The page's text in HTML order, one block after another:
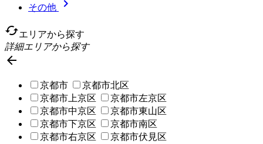
その他

cachedエリアから探す
詳細エリアから探す

京都市
京都市北区
京都市上京区
京都市左京区
京都市中京区
京都市東山区
京都市下京区
京都市南区
京都市右京区
京都市伏見区